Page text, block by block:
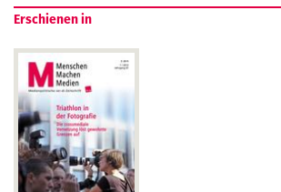
Erschienen in